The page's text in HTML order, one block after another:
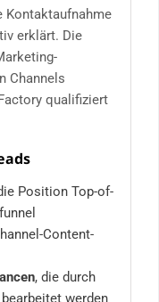
Kontaktaufnahme
erklärt. Die
Channels
qualifiziert
Position Top-of-
Content-
, die durch
werden